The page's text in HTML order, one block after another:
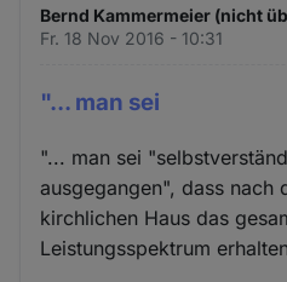
Bernd Kammermeier (nicht
Fr. 18 Nov 2016 - 10:31
"... man sei
"... man sei
ausgegangen", dass nach
kirchlichen Haus das
Leistungsspektrum